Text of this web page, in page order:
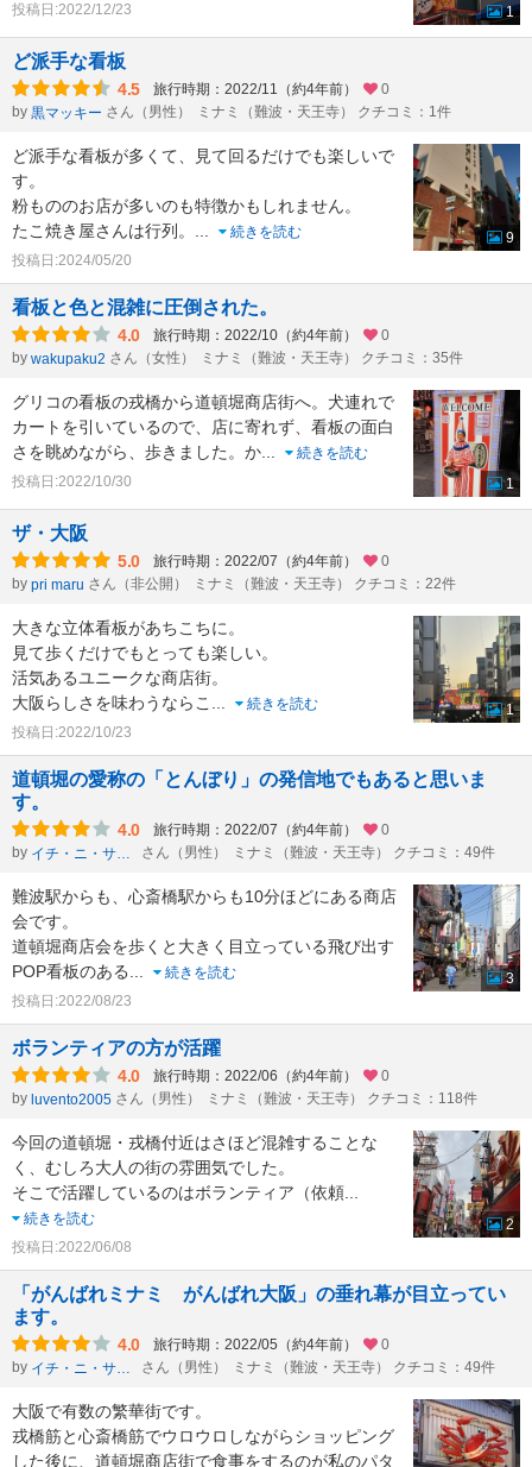
投稿日:2022/12/23
1
ど派手な看板
4.5 旅行時期：2022/11（約4年前）
0
by 黒マッキー さん（男性） ミナミ（難波・天王寺） クチコミ：1件
ど派手な看板が多くて、見て回るだけでも楽しいで
す。
粉もののお店が多いのも特徴かもしれません。
たこ焼き屋さんは行列。
続きを読む
投稿日:2024/05/20
9
看板と色と混雑に圧倒された。
4.0 旅行時期：2022/10（約4年前）
0
by wakupaku2 さん（女性） ミナミ（難波・天王寺） クチコミ：35件
グリコの看板の戎橋から道頓堀商店街へ。犬連れで
カートを引いているので、店に寄れず、看板の面白
さを眺めながら、歩きました。か
続きを読む
投稿日:2022/10/30
1
ザ・大阪
5.0 旅行時期：2022/07（約4年前）
0
by pri maru さん（非公開） ミナミ（難波・天王寺） クチコミ：22件
大きな立体看板があちこちに。
見て歩くだけでもとっても楽しい。
活気あるユニークな商店街。
大阪らしさを味わうならこ
続きを読む
投稿日:2022/10/23
1
道頓堀の愛称の「とんぼり」の発信地でもあると思いま
す。
4.0 旅行時期：2022/07（約4年前）
0
by
イチ・ニ・サン・シー・ニー・ニー さん（男性） ミナミ（難波・天王寺） クチコミ：49件
難波駅からも、心斎橋駅からも10分ほどにある商店
会です。
道頓堀商店会を歩くと大きく目立っている飛び出す
POP看板のある
続きを読む
投稿日:2022/08/23
3
ボランティアの方が活躍
4.0 旅行時期：2022/06（約4年前）
0
by luvento2005 さん（男性） ミナミ（難波・天王寺） クチコミ：118件
今回の道頓堀・戎橋付近はさほど混雑することな
く、むしろ大人の街の雰囲気でした。
そこで活躍しているのはボランティア（依頼
続きを読む
投稿日:2022/06/08
2
「がんばれミナミ がんばれ大阪」の垂れ幕が目立ってい
ます。
4.0 旅行時期：2022/05（約4年前）
0
by
イチ・ニ・サン・シー・ニー・ニー さん（男性） ミナミ（難波・天王寺） クチコミ：49件
大阪で有数の繁華街です。
戎橋筋と心斎橋筋でウロウロしながらショッピング
した後に、道頓堀商店街で食事をするのが私のパタ